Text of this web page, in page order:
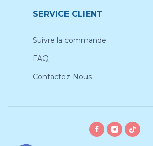
SERVICE CLIENT
Suivre la commande
FAQ
Contactez-Nous